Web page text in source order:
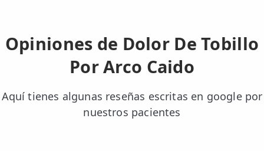
Opiniones de Dolor De Tobillo
Por Arco Caido
Aquí tienes algunas reseñas escritas en google por
nuestros pacientes